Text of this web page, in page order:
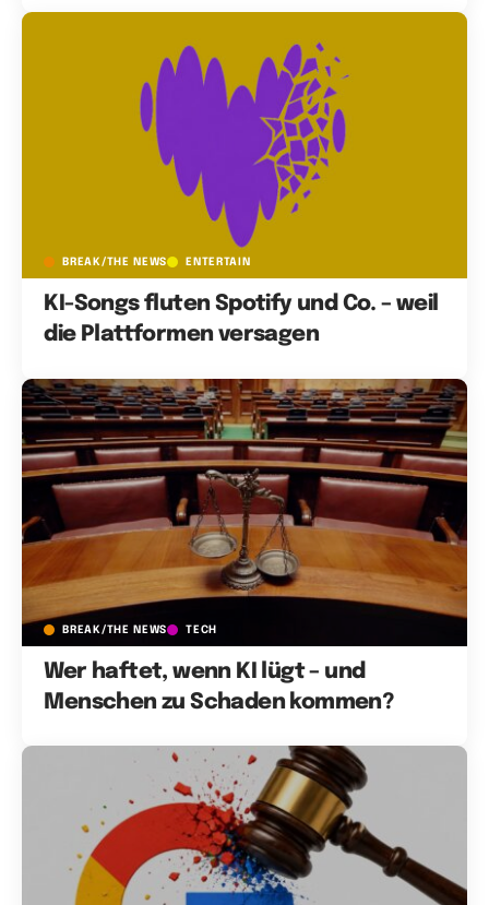
BREAK/THE NEWS ENTERTAIN
KI-Songs fluten Spotify und Co. – weil
die Plattformen versagen
BREAK/THE NEWS TECH
Wer haftet, wenn KI lügt – und
Menschen zu Schaden kommen?